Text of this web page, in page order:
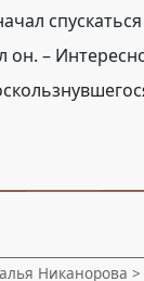
–
Никанорова >